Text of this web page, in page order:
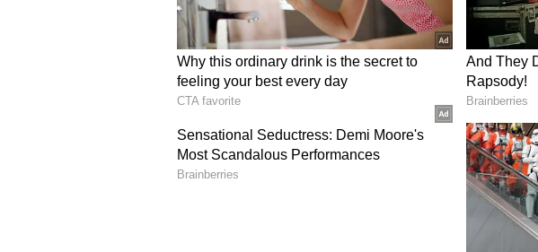
ಆದರೆ, ಹಲವು ಅಧ್ಯಾಪಕರು ಸಮೀನಾ ದಳವಾಯಿ ಅವರಿಗೆ ಬೆಂಬಲ
ಬರೆದಿದ್ದಾರೆ.